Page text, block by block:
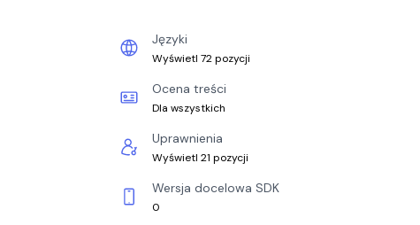
Języki
Wyświetl 72 pozycji
Ocena treści
Dla wszystkich
Uprawnienia
Wyświetl 21 pozycji
Wersja docelowa SDK
0